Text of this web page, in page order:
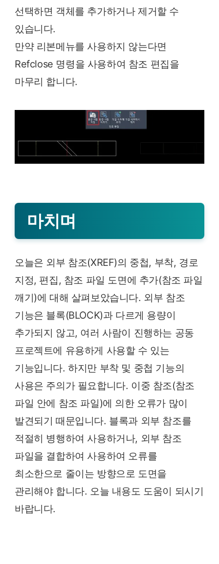
선택하면 객체를 추가하거나 제거할 수
있습니다.
만약 리본메뉴를 사용하지 않는다면
Refclose 명령을 사용하여 참조 편집을
마무리 합니다.
마치며
오늘은 외부 참조(XREF)의 중첩, 부착, 경로
지정, 편집, 참조 파일 도면에 추가(참조 파일
깨기)에 대해 살펴보았습니다. 외부 참조
기능은 블록(BLOCK)과 다르게 용량이
추가되지 않고, 여러 사람이 진행하는 공동
프로젝트에 유용하게 사용할 수 있는
기능입니다. 하지만 부착 및 중첩 기능의
사용은 주의가 필요합니다. 이중 참조(참조
파일 안에 참조 파일)에 의한 오류가 많이
발견되기 때문입니다. 블록과 외부 참조를
적절히 병행하여 사용하거나, 외부 참조
파일을 결합하여 사용하여 오류를
최소한으로 줄이는 방향으로 도면을
관리해야 합니다. 오늘 내용도 도움이 되시기
바랍니다.